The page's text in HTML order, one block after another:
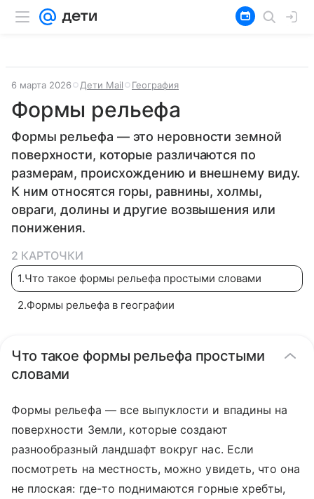
6 марта 2026 Дети Mail География
Формы рельефа
Формы рельефа — это неровности земной
поверхности, которые различаются по
размерам, происхождению и внешнему виду.
К ним относятся горы, равнины, холмы,
овраги, долины и другие возвышения или
понижения.
2 КАРТОЧКИ
1.Что такое формы рельефа простыми словами
2.Формы рельефа в географии
Что такое формы рельефа простыми
словами
Формы рельефа — все выпуклости и впадины на
поверхности Земли, которые создают
разнообразный ландшафт вокруг нас. Если
посмотреть на местность, можно увидеть, что она
не плоская: где-то поднимаются горные хребты,